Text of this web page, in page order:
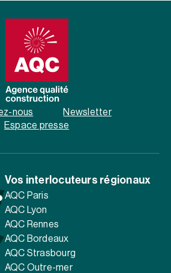
nous
Newsletter
Espace presse
Vos interlocuteurs régionaux
AQC Paris
AQC Lyon
AQC Rennes
AQC Bordeaux
AQC Strasbourg
AQC Outre-mer